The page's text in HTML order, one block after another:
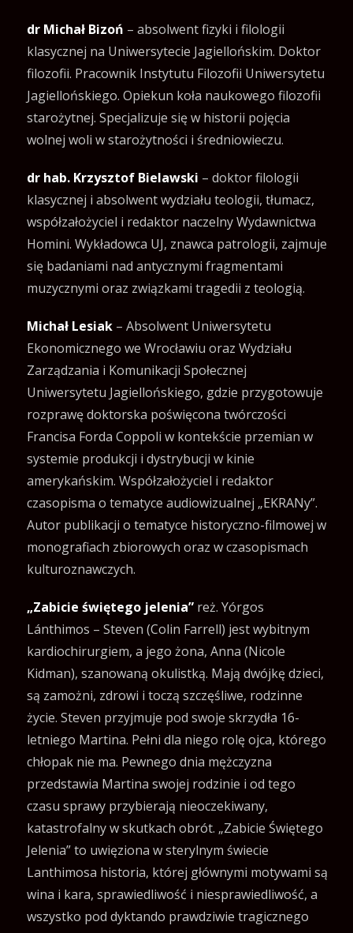
dr Michał Bizoń – absolwent fizyki i filologii
klasycznej na Uniwersytecie Jagiellońskim. Doktor
filozofii. Pracownik Instytutu Filozofii Uniwersytetu
Jagiellońskiego. Opiekun koła naukowego filozofii
starożytnej. Specjalizuje się w historii pojęcia
wolnej woli w starożytności i średniowieczu.
dr hab. Krzysztof Bielawski – doktor filologii
klasycznej i absolwent wydziału teologii, tłumacz,
współzałożyciel i redaktor naczelny Wydawnictwa
Homini. Wykładowca UJ, znawca patrologii, zajmuje
się badaniami nad antycznymi fragmentami
muzycznymi oraz związkami tragedii z teologią.
Michał Lesiak – Absolwent Uniwersytetu
Ekonomicznego we Wrocławiu oraz Wydziału
Zarządzania i Komunikacji Społecznej
Uniwersytetu Jagiellońskiego, gdzie przygotowuje
rozprawę doktorska poświęcona twórczości
Francisa Forda Coppoli w kontekście przemian w
systemie produkcji i dystrybucji w kinie
amerykańskim. Współzałożyciel i redaktor
czasopisma o tematyce audiowizualnej „EKRANy”.
Autor publikacji o tematyce historyczno-filmowej w
monografiach zbiorowych oraz w czasopismach
kulturoznawczych.
„Zabicie świętego jelenia” reż. Yórgos
Lánthimos – Steven (Colin Farrell) jest wybitnym
kardiochirurgiem, a jego żona, Anna (Nicole
Kidman), szanowaną okulistką. Mają dwójkę dzieci,
są zamożni, zdrowi i toczą szczęśliwe, rodzinne
życie. Steven przyjmuje pod swoje skrzydła 16-
letniego Martina. Pełni dla niego rolę ojca, którego
chłopak nie ma. Pewnego dnia mężczyzna
przedstawia Martina swojej rodzinie i od tego
czasu sprawy przybierają nieoczekiwany,
katastrofalny w skutkach obrót. „Zabicie Świętego
Jelenia” to uwięziona w sterylnym świecie
Lanthimosa historia, której głównymi motywami są
wina i kara, sprawiedliwość i niesprawiedliwość, a
wszystko pod dyktando prawdziwie tragicznego